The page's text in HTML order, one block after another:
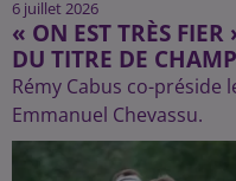
6 juillet 2026
« ON EST TRÈS
DU TITRE DE
Rémy Cabus co-préside
Emmanuel Chevassu.